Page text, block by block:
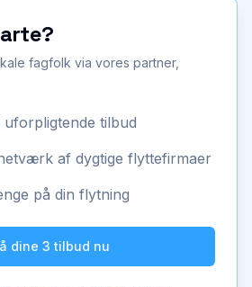
fagfolk via vores partner,
uforpligtende tilbud
af dygtige flyttefirmaer
på din flytning
dine 3 tilbud nu